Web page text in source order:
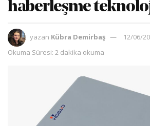
haberleşme
yazan Kübra Demirbaş
12/06/
Okuma Süresi: 2 dakika okuma